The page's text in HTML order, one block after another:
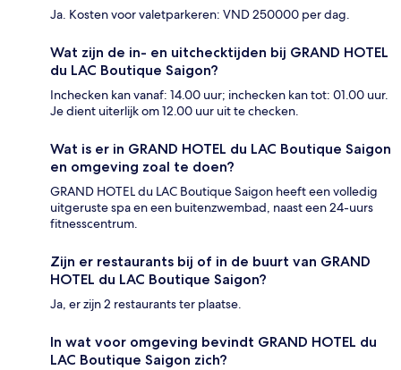
Ja. Kosten voor valetparkeren: VND 250000 per dag.
Wat zijn de in- en uitchecktijden bij GRAND HOTEL
du LAC Boutique Saigon?
Inchecken kan vanaf: 14.00 uur; inchecken kan tot: 01.00 uur.
Je dient uiterlijk om 12.00 uur uit te checken.
Wat is er in GRAND HOTEL du LAC Boutique Saigon
en omgeving zoal te doen?
GRAND HOTEL du LAC Boutique Saigon heeft een volledig
uitgeruste spa en een buitenzwembad, naast een 24-uurs
fitnesscentrum.
Zijn er restaurants bij of in de buurt van GRAND
HOTEL du LAC Boutique Saigon?
Ja, er zijn 2 restaurants ter plaatse.
In wat voor omgeving bevindt GRAND HOTEL du
LAC Boutique Saigon zich?